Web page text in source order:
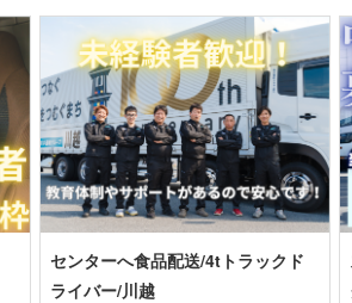
センターへ食品配送/4tトラックド
ライバー/川越